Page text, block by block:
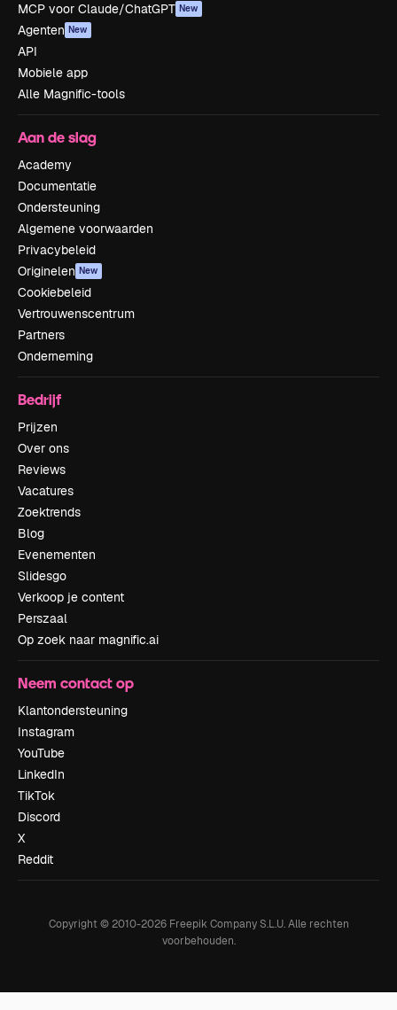
MCP voor Claude/ChatGPT New
Agenten New
API
Mobiele app
Alle Magnific-tools
Aan de slag
Academy
Documentatie
Ondersteuning
Algemene voorwaarden
Privacybeleid
Originelen New
Cookiebeleid
Vertrouwenscentrum
Partners
Onderneming
Bedrijf
Prijzen
Over ons
Reviews
Vacatures
Zoektrends
Blog
Evenementen
Slidesgo
Verkoop je content
Perszaal
Op zoek naar magnific.ai
Neem contact op
Klantondersteuning
Instagram
YouTube
LinkedIn
TikTok
Discord
X
Reddit
Copyright © 2010-2026Freepik Company S.L.U. Alle rechten
voorbehouden.